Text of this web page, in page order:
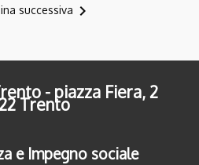
successiva navigate_next
- piazza Fiera, 2
Trento
e Impegno sociale